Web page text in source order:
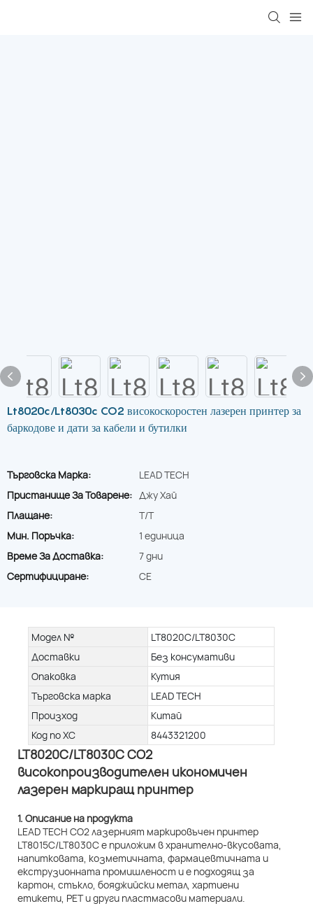
Lt8020c/Lt8030c CO2 високоскоростен лазерен принтер за
баркодове и дати за кабели и бутилки
Търговска Марка:
LEAD TECH
Пристанище За Товарене: Джу Хай
Плащане:
T/T
Мин. Поръчка:
1 единица
Време За Доставка:
7 дни
Сертифициране:
CE
Модел №
LT8020C/LT8030C
Доставки
Без консумативи
Опаковка
Кутия
Търговска марка
LEAD TECH
Произход
Китай
Код по ХС
8443321200
LT8020C/LT8030C CO2
високопроизводителен икономичен
лазерен маркиращ принтер
1. Описание на продукта
LEAD TECH CO2 лазерният маркировъчен принтер
LT8015C/LT8030C е приложим в хранително-вкусовата,
напитковата, козметичната, фармацевтичната и
екструзионната промишленост и е подходящ за
картон, стъкло, бояджийски метал, хартиени
етикети, PET и други пластмасови материали.